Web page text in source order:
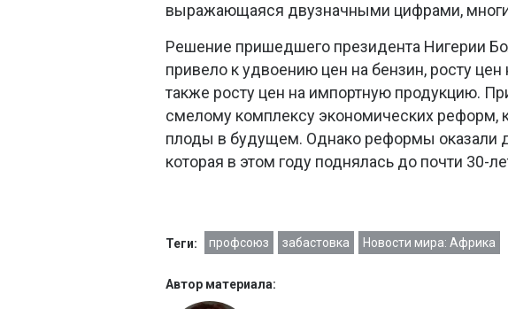
выражающаяся двузначными цифрами,
Решение пришедшего президента Нигерии
привело к удвоению цен на бензин, росту цен
также росту цен на импортную продукцию.
смелому комплексу экономических реформ,
плоды в будущем. Однако реформы оказали
которая в этом году поднялась до почти 30-
Теги: профсоюз забастовка Новости мира: Африка
Автор материала: